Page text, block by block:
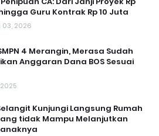
Guru Kontrak Rp 10 Juta
2026
4 Merangin, Merasa Sudah
Anggaran Dana BOS Sesuai
Kunjungi Langsung Rumah
tidak Mampu Melanjutkan